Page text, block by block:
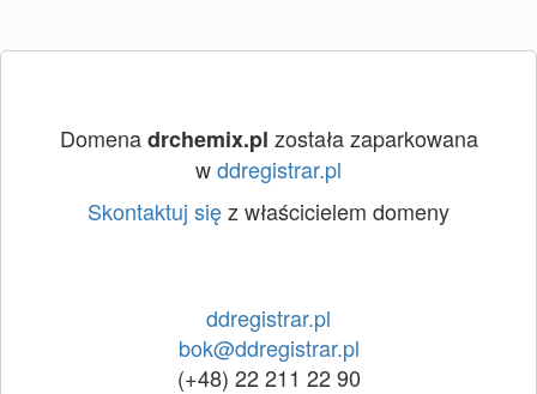
Domenadrchemix.pl została zaparkowana
wddregistrar.pl
Skontaktuj sięz właścicielem domeny
ddregistrar.pl
bok@ddregistrar.pl
(+48) 22 211 22 90